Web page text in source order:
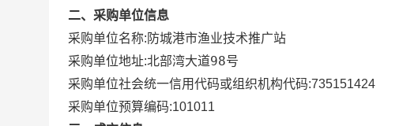
二、采购单位信息
采购单位名称: 防城港市渔业技术推广站
采购单位地址:北部湾大道98号
采购单位社会统一信用代码或组织机构代码:735151424
采购单位预算编码:101011